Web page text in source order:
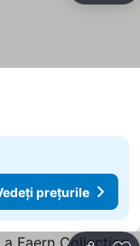
prețurile